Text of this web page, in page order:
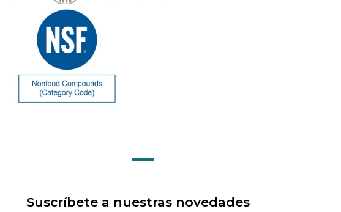
Suscríbete a nuestras novedades